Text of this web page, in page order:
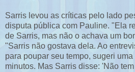
Sarris levou as críticas pelo lado
disputa pública com Pauline. "Ela
de Sarris, mas não o achava um
"Sarris não gostava dela. Ao
para poupar seu tempo, sugeri
minutos. Mas Sarris disse: 'Não